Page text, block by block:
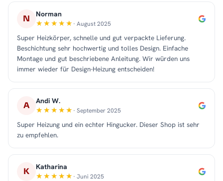
N Norman
· August 2025
Super Heizkörper, schnelle und gut verpackte Lieferung.
Beschichtung sehr hochwertig und tolles Design. Einfache
Montage und gut beschriebene Anleitung. Wir würden uns
immer wieder für Design-Heizung entscheiden!
A Andi W.
· September 2025
Super Heizung und ein echter Hingucker. Dieser Shop ist sehr
zu empfehlen.
K Katharina
· Juni 2025